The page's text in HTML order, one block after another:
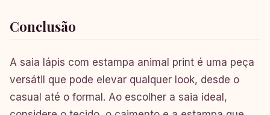
Conclusão
A saia lápis com estampa animal print é uma peça
versátil que pode elevar qualquer look, desde o
casual até o formal. Ao escolher a saia ideal,